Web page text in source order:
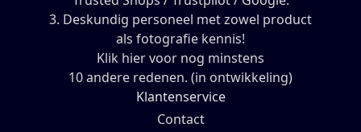
3. Deskundig personeel met zowel product
als fotografie kennis!
Klik hier voor nog minstens
10 andere redenen. (in ontwikkeling)
Klantenservice
Contact